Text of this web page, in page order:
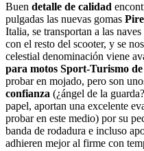
Buen detalle de calidad
pulgadas las nuevas gomas
Italia, se transportan a las
con el resto del scooter, y se
celestial denominación viene
para motos Sport-Turismo
probar en mojado, pero son
confianza (¿ángel de la
papel, aportan una excelente
probar en este medio) por su
banda de rodadura e incluso
adhieren mejor al firme con